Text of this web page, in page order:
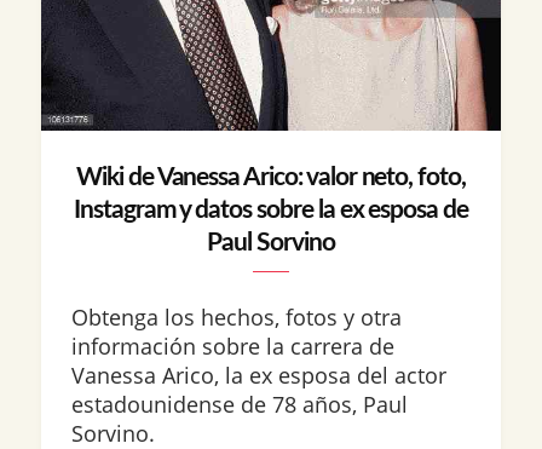
Wiki de Vanessa Arico: valor neto, foto,
Instagram y datos sobre la ex esposa de
Paul Sorvino
Obtenga los hechos, fotos y otra
información sobre la carrera de
Vanessa Arico, la ex esposa del actor
estadounidense de 78 años, Paul
Sorvino.